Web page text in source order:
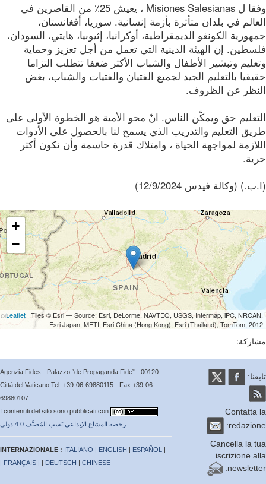
وفقا ل Misiones Salesianas ، يعيش 25٪ من القاصرين في
في بلدان متأثرة بأزمة إنسانية. سوريا، أفغانستان،
الكونغو الديمقراطية، أوكرانيا، إثيوبيا، هايتي، السودان،
إن الهيئة الدينية التي تعمل من أجل تعزيز وحماية
وتبشير الأطفال والشباب الأكثر ضعفا تتطلب التزاما
بالتعليم الجيد لجميع الفتيان والفتيات والشباب، بغض
عن الظروف.
حق ويمكّن الناس. انّ محو الأمية هو الخطوة الأولى على
التعليم والتدريب الذي يسمح لنا بالحصول على الأدوات
لمواجهة الحياة ، وامتلاك قدرة حاسمة وأن نكون أكثر
(وكالة فيدس 12/9/2024)
+
−
Leaflet| Tiles © Esri — Source: Esri, DeLorme, NAVTEQ, USGS, Intermap, iPC,
Esri Japan, METI, Esri China (Hong Kong), Esri (Thailand), TomTom,
Agenzia Fides - Palazzo “de Propaganda Fide” - 00120 -
Città del Vaticano Tel. +39-06-69880115 - Fax +39-06-
69880107
I contenuti del sito sono pubblicati con
رخصة المشاع الإبداعي نَسب المُصنَّف 4.0 دولي
INTERNAZIONALE :ITALIANO|ENGLISH|ESPAÑOL
FRANÇAIS
| |DEUTSCH| CHINESE
|
Cancella la
iscrizione